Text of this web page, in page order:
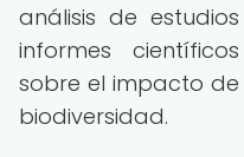
análisis de
informes
sobre el impacto
biodiversidad.